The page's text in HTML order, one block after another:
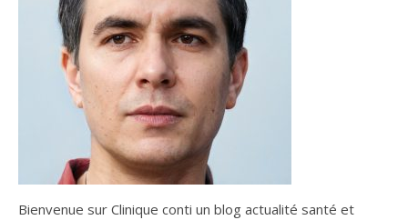
Bienvenue sur Clinique conti un blog actualité santé et